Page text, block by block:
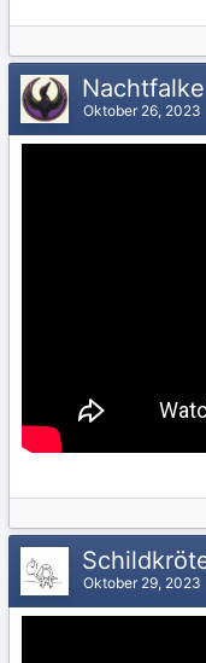
Nachtfalke
Oktober 26, 2023
Oktober 29, 2023